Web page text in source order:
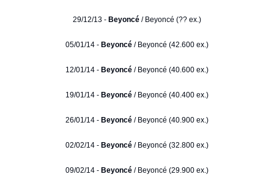
29/12/13 - Beyoncé / Beyoncé (?? ex.)
05/01/14 - Beyoncé / Beyoncé (42.600 ex.)
12/01/14 - Beyoncé / Beyoncé (40.600 ex.)
19/01/14 - Beyoncé / Beyoncé (40.400 ex.)
26/01/14 - Beyoncé / Beyoncé (40.900 ex.)
02/02/14 - Beyoncé / Beyoncé (32.800 ex.)
09/02/14 - Beyoncé / Beyoncé (29.900 ex.)